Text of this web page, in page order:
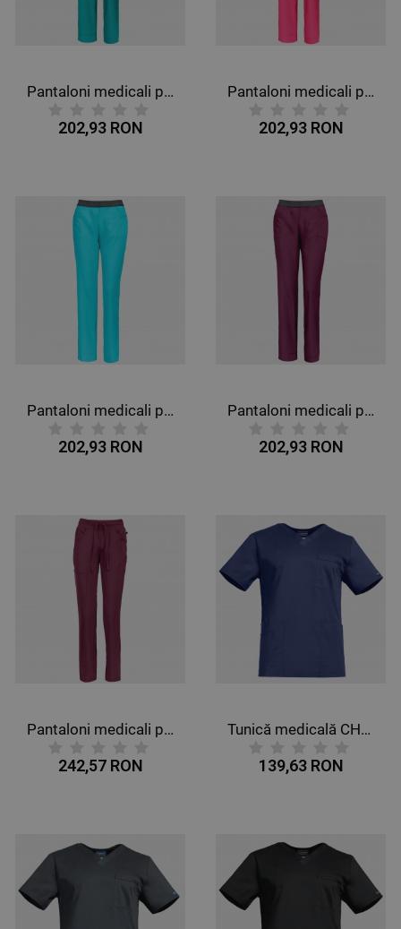
Pantaloni medicali pentru femei CHEROKEE SLIM PETROL DESCHIS CKE1124A
202,93 RON
Pantaloni medicali pentru femei CHEROKEE SLIM ROZ CKE1124A
202,93 RON
Pantaloni medicali pentru femei CHEROKEE SLIM TURQUOISE CKE1124A
202,93 RON
Pantaloni medicali pentru femei CHEROKEE SLIM VIȘINIU CKE1124A
202,93 RON
Pantaloni medicali pentru femei CHEROKEE VIȘINIU CKE1123A
242,57 RON
Tunică medicală CHEROKEE V-NECK ALBASTRU ÎNCHIS WWE4725
139,63 RON